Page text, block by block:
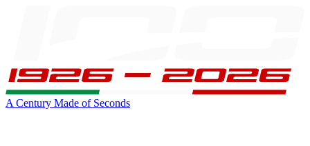
A Century Made of Seconds